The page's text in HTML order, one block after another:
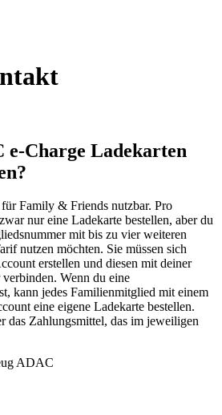
e-Charge Ladekarten
Family & Friends nutzbar. Pro
nur eine Ladekarte bestellen, aber du
mit bis zu vier weiteren
nutzen möchten. Sie müssen sich
erstellen und diesen mit deiner
Wenn du eine
kann jedes Familienmitglied mit einem
eine eigene Ladekarte bestellen.
das Zahlungsmittel, das im jeweiligen
ADAC